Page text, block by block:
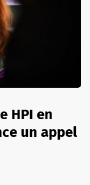
HPI en
un appel